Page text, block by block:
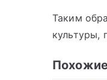
Таким
культуры,